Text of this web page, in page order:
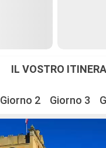
IL VOSTRO
Giorno 2 Giorno 3